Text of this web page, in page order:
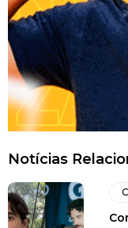
Notícias